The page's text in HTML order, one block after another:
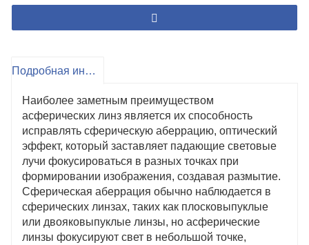
Доступны различные стандартные варианты
покрытия
Точно отлитые асферические линзы идеально
подходят для объемных приложений, включая
коллимацию лазерных диодов, сканеры штрих-
кода и хранение оптических данных.
Асферы микроразмера (диаметром 2-10 мм)
Доступны различные стандартные варианты
покрытия
Доступны на стеклянных и пластиковых
подложках
Подробная информация о продукте
Наиболее заметным преимуществом
асферических линз является их способность
исправлять сферическую аберрацию, оптический
эффект, который заставляет падающие световые
лучи фокусироваться в разных точках при
формировании изображения, создавая размытие.
Сферическая аберрация обычно наблюдается в
сферических линзах, таких как плосковыпуклые
или двояковыпуклые линзы, но асферические
линзы фокусируют свет в небольшой точке,